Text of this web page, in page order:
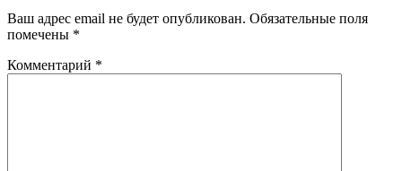
Ваш адрес email не будет опубликован. Обязательные поля
помечены *
Комментарий *